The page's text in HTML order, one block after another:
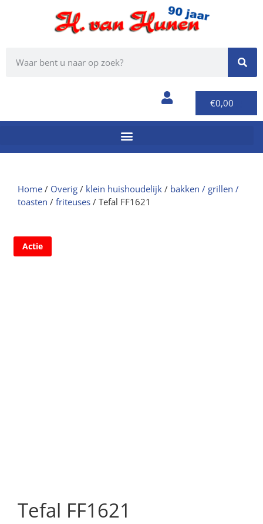
€0,00
Home / Overig / klein huishoudelijk / bakken / grillen /
toasten / friteuses / Tefal FF1621
Actie
Tefal FF1621